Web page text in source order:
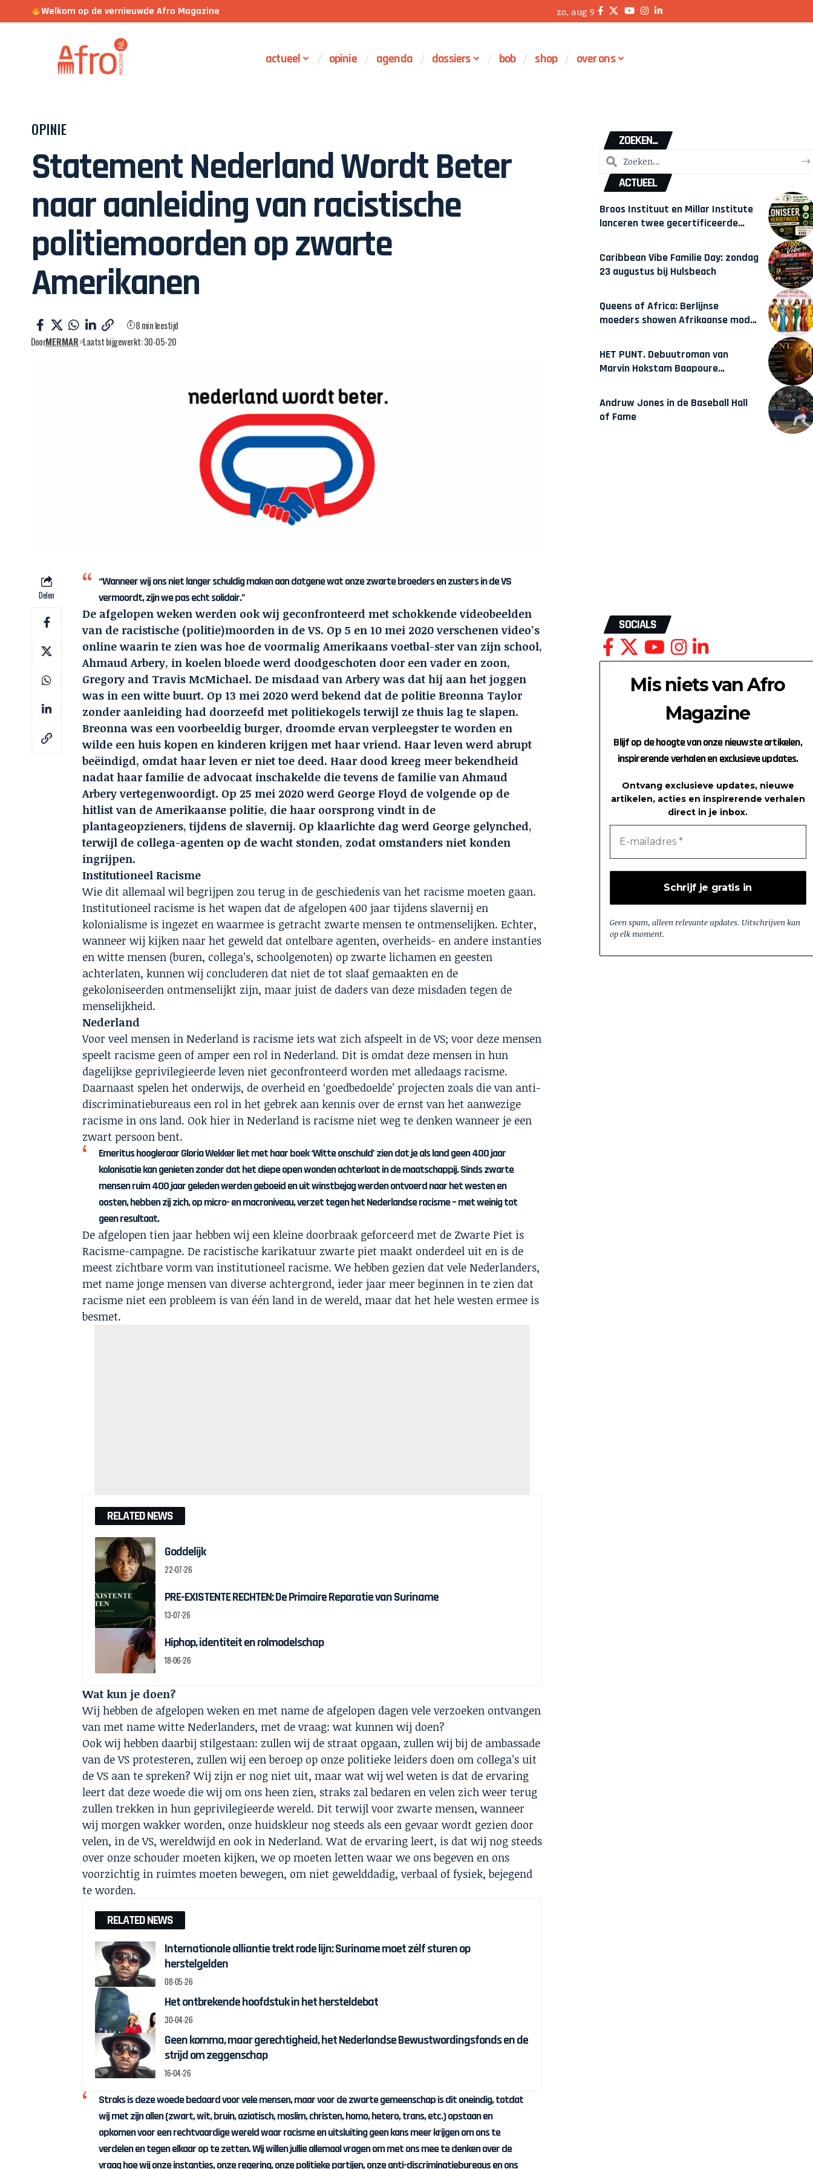
Welkom op de vernieuwde Afro Magazine zo, aug 9
actueel opinie agenda dossiers bob shop over ons
OPINIE
Statement Nederland Wordt Beter
naar aanleiding van racistische
politiemoorden op zwarte
Amerikanen
DoorMERMAR Laatst bijgewerkt: 30-05-20
8 min leestijd
Delen
“Wanneer wij ons niet langer schuldig maken aan datgene wat onze zwarte broeders en zusters in de VS
vermoordt, zijn we pas echt solidair.”
De afgelopen weken werden ook wij geconfronteerd met schokkende videobeelden
van de racistische (politie)moorden in de VS. Op 5 en 10 mei 2020 verschenen video’s
online waarin te zien was hoe de voormalig Amerikaans voetbal-ster van zijn school,
Ahmaud Arbery, in koelen bloede werd doodgeschoten door een vader en zoon,
Gregory and Travis McMichael. De misdaad van Arbery was dat hij aan het joggen
was in een witte buurt. Op 13 mei 2020 werd bekend dat de politie Breonna Taylor
zonder aanleiding had doorzeefd met politiekogels terwijl ze thuis lag te slapen.
Breonna was een voorbeeldig burger, droomde ervan verpleegster te worden en
wilde een huis kopen en kinderen krijgen met haar vriend. Haar leven werd abrupt
beëindigd, omdat haar leven er niet toe deed. Haar dood kreeg meer bekendheid
nadat haar familie de advocaat inschakelde die tevens de familie van Ahmaud
Arbery vertegenwoordigt. Op 25 mei 2020 werd George Floyd de volgende op de
hitlist van de Amerikaanse politie, die haar oorsprong vindt in de
plantageopzieners, tijdens de slavernij. Op klaarlichte dag werd George gelynched,
terwijl de collega-agenten op de wacht stonden, zodat omstanders niet konden
ingrijpen.
Institutioneel Racisme
Wie dit allemaal wil begrijpen zou terug in de geschiedenis van het racisme moeten gaan.
Institutioneel racisme is het wapen dat de afgelopen 400 jaar tijdens slavernij en
kolonialisme is ingezet en waarmee is getracht zwarte mensen te ontmenselijken. Echter,
wanneer wij kijken naar het geweld dat ontelbare agenten, overheids- en andere instanties
en witte mensen (buren, collega’s, schoolgenoten) op zwarte lichamen en geesten
achterlaten, kunnen wij concluderen dat niet de tot slaaf gemaakten en de
gekoloniseerden ontmenselijkt zijn, maar juist de daders van deze misdaden tegen de
menselijkheid.
Nederland
Voor veel mensen in Nederland is racisme iets wat zich afspeelt in de VS; voor deze mensen
speelt racisme geen of amper een rol in Nederland. Dit is omdat deze mensen in hun
dagelijkse geprivilegieerde leven niet geconfronteerd worden met alledaags racisme.
Daarnaast spelen het onderwijs, de overheid en ‘goedbedoelde’ projecten zoals die van anti-
discriminatiebureaus een rol in het gebrek aan kennis over de ernst van het aanwezige
racisme in ons land. Ook hier in Nederland is racisme niet weg te denken wanneer je een
zwart persoon bent.
Emeritus hoogleraar Gloria Wekker liet met haar boek ‘Witte onschuld’ zien dat je als land geen 400 jaar
kolonisatie kan genieten zonder dat het diepe open wonden achterlaat in de maatschappij. Sinds zwarte
mensen ruim 400 jaar geleden werden geboeid en uit winstbejag werden ontvoerd naar het westen en
oosten, hebben zij zich, op micro- en macroniveau, verzet tegen het Nederlandse racisme – met weinig tot
geen resultaat.
De afgelopen tien jaar hebben wij een kleine doorbraak geforceerd met de Zwarte Piet is
Racisme-campagne. De racistische karikatuur zwarte piet maakt onderdeel uit en is de
meest zichtbare vorm van institutioneel racisme. We hebben gezien dat vele Nederlanders,
met name jonge mensen van diverse achtergrond, ieder jaar meer beginnen in te zien dat
racisme niet een probleem is van één land in de wereld, maar dat het hele westen ermee is
besmet.
RELATED NEWS
Goddelijk
22-07-26
PRE-EXISTENTE RECHTEN: De Primaire Reparatie van Suriname
13-07-26
Hiphop, identiteit en rolmodelschap
18-06-26
Wat kun je doen?
Wij hebben de afgelopen weken en met name de afgelopen dagen vele verzoeken ontvangen
van met name witte Nederlanders, met de vraag: wat kunnen wij doen?
Ook wij hebben daarbij stilgestaan: zullen wij de straat opgaan, zullen wij bij de ambassade
van de VS protesteren, zullen wij een beroep op onze politieke leiders doen om collega’s uit
de VS aan te spreken? Wij zijn er nog niet uit, maar wat wij wel weten is dat de ervaring
leert dat deze woede die wij om ons heen zien, straks zal bedaren en velen zich weer terug
zullen trekken in hun geprivilegieerde wereld. Dit terwijl voor zwarte mensen, wanneer
wij morgen wakker worden, onze huidskleur nog steeds als een gevaar wordt gezien door
velen, in de VS, wereldwijd en ook in Nederland. Wat de ervaring leert, is dat wij nog steeds
over onze schouder moeten kijken, we op moeten letten waar we ons begeven en ons
voorzichtig in ruimtes moeten bewegen, om niet gewelddadig, verbaal of fysiek, bejegend
te worden.
RELATED NEWS
Internationale alliantie trekt rode lijn: Suriname moet zélf sturen op
herstelgelden
08-05-26
Het ontbrekende hoofdstuk in het hersteldebat
30-04-26
Geen komma, maar gerechtigheid, het Nederlandse Bewustwordingsfonds en de
strijd om zeggenschap
16-04-26
Straks is deze woede bedaard voor vele mensen, maar voor de zwarte gemeenschap is dit oneindig, totdat
wij met zijn allen (zwart, wit, bruin, aziatisch, moslim, christen, homo, hetero, trans, etc.) opstaan en
opkomen voor een rechtvaardige wereld waar racisme en uitsluiting geen kans meer krijgen om ons te
verdelen en tegen elkaar op te zetten. Wij willen jullie allemaal vragen om met ons mee te denken over de
vraag hoe wij onze instanties, onze regering, onze politieke partijen, onze anti-discriminatiebureaus en ons
ZOEKEN...
ACTUEEL
Broos Instituut en Millar Institute
lanceren twee gecertificeerde
Amsterdam
Caribbean Vibe Familie Day: zondag
23 augustus bij Hulsbeach
Queens of Africa: Berlijnse
moeders showen Afrikaanse mode
HET PUNT. Debuutroman van
Marvin Hokstam Baapoure
Andruw Jones in de Baseball Hall
of Fame
SOCIALS
Mis niets van Afro
Magazine
Blijf op de hoogte van onze nieuwste artikelen,
inspirerende verhalen en exclusieve updates.
Ontvang exclusieve updates, nieuwe
artikelen, acties en inspirerende verhalen
direct in je inbox.
Geen spam, alleen relevante updates. Uitschrijven kan
op elk moment.